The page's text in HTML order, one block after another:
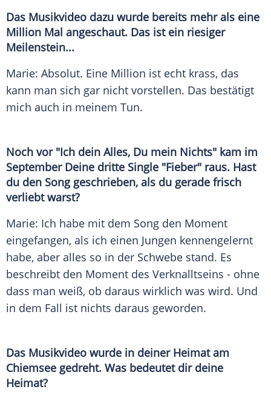
Das Musikvideo dazu wurde bereits mehr als eine
Million Mal angeschaut. Das ist ein riesiger
Meilenstein...
Marie: Absolut. Eine Million ist echt krass, das
kann man sich gar nicht vorstellen. Das bestätigt
mich auch in meinem Tun.
Noch vor "Ich dein Alles, Du mein Nichts" kam im
September Deine dritte Single "Fieber" raus. Hast
du den Song geschrieben, als du gerade frisch
verliebt warst?
Marie: Ich habe mit dem Song den Moment
eingefangen, als ich einen Jungen kennengelernt
habe, aber alles so in der Schwebe stand. Es
beschreibt den Moment des Verknalltseins - ohne
dass man weiß, ob daraus wirklich was wird. Und
in dem Fall ist nichts daraus geworden.
Das Musikvideo wurde in deiner Heimat am
Chiemsee gedreht. Was bedeutet dir deine
Heimat?